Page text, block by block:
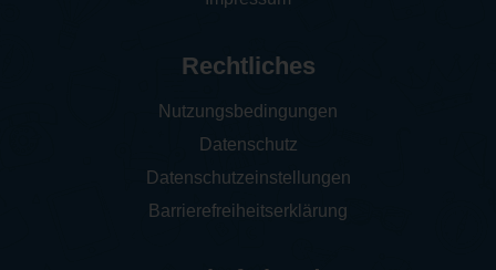
Rechtliches
Nutzungsbedingungen
Datenschutz
Datenschutzeinstellungen
Barrierefreiheitserklärung